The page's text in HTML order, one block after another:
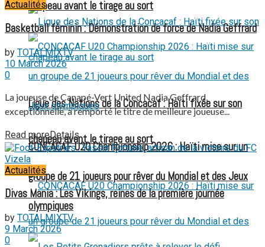
Ligue des Nations de la Concacaf : Haïti fixée sur son
chapeau avant le tirage au sort
chapeau avant le tirage au sort
CONCACAF U20 Championship 2026 : Haïti mise sur un
groupe de 21 joueurs pour rêver du Mondial et des Jeux
olympiques
Actualités
Basketball féminin : Démonstration de force de Nadia Geffrard
by TOTALMIXTV
10 March 2026
0
La joueuse de Canapé-Vert United Nadia Geffrard,
exceptionnelle, a remporté le titre de meilleure joueuse...
Read moreDetails
Actualités
Divas Mania : Les Vikings, reines de la première journée
by TOTALMIXTV
9 March 2026
0